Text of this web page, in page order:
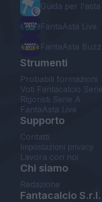
Guida per
FantaAsta Live
FantaAsta Buzz
Strumenti
Probabili formazioni
Voti Fantacalcio
Rigoristi Serie A
FantaAsta Live
Supporto
Contatti
Impostazioni privacy
Lavora con noi
Chi siamo
Redazione
Fantacalcio S.r.l.